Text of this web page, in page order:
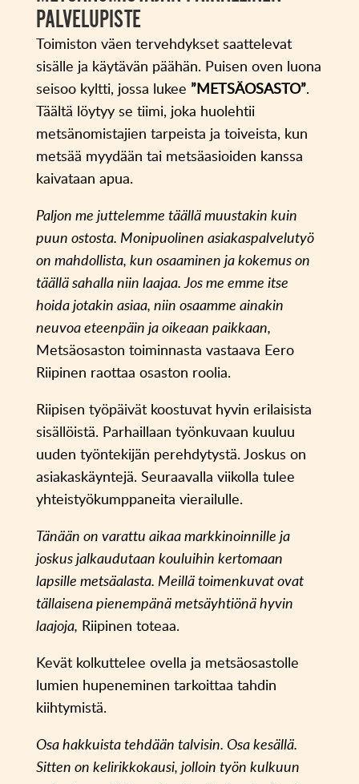
PALVELUPISTE
Toimiston väen tervehdykset saattelevat
sisälle ja käytävän päähän. Puisen oven luona
seisoo kyltti, jossa lukee ”METSÄOSASTO”.
Täältä löytyy se tiimi, joka huolehtii
metsänomistajien tarpeista ja toiveista, kun
metsää myydään tai metsäasioiden kanssa
kaivataan apua.
Paljon me juttelemme täällä muustakin kuin
puun ostosta. Monipuolinen asiakaspalvelutyö
on mahdollista, kun osaaminen ja kokemus on
täällä sahalla niin laajaa. Jos me emme itse
hoida jotakin asiaa, niin osaamme ainakin
neuvoa eteenpäin ja oikeaan paikkaan,
Metsäosaston toiminnasta vastaava Eero
Riipinen raottaa osaston roolia.
Riipisen työpäivät koostuvat hyvin erilaisista
sisällöistä. Parhaillaan työnkuvaan kuuluu
uuden työntekijän perehdytystä. Joskus on
asiakaskäyntejä. Seuraavalla viikolla tulee
yhteistyökumppaneita vierailulle.
Tänään on varattu aikaa markkinoinnille ja
joskus jalkaudutaan kouluihin kertomaan
lapsille metsäalasta. Meillä toimenkuvat ovat
tällaisena pienempänä metsäyhtiönä hyvin
laajoja, Riipinen toteaa.
Kevät kolkuttelee ovella ja metsäosastolle
lumien hupeneminen tarkoittaa tahdin
kiihtymistä.
Osa hakkuista tehdään talvisin. Osa kesällä.
Sitten on kelirikkokausi, jolloin työn kulkuun